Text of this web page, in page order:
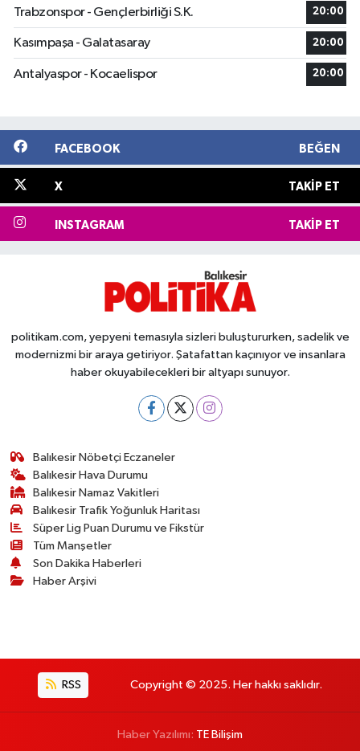
Trabzonspor - Gençlerbirliği S.K. 20:00
Kasımpaşa - Galatasaray 20:00
Antalyaspor - Kocaelispor 20:00
FACEBOOK BEĞEN
X TAKIP ET
INSTAGRAM TAKIP ET
politikam.com, yepyeni temasıyla sizleri buluştururken, sadelik ve
modernizmi bir araya getiriyor. Şatafattan kaçınıyor ve insanlara
haber okuyabilecekleri bir altyapı sunuyor.
Balıkesir Nöbetçi Eczaneler
Balıkesir Hava Durumu
Balıkesir Namaz Vakitleri
Balıkesir Trafik Yoğunluk Haritası
Süper Lig Puan Durumu ve Fikstür
Tüm Manşetler
Son Dakika Haberleri
Haber Arşivi
RSS Copyright © 2025. Her hakkı saklıdır.
Haber Yazılımı: TE Bilişim